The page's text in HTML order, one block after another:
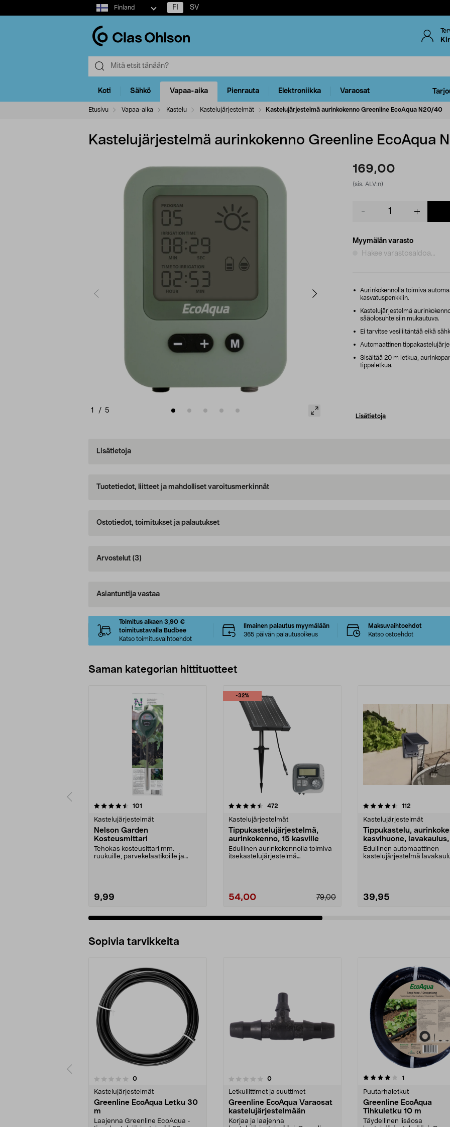
Select
market
Finland FI SV
Koti Sähkö Vapaa-aika Pienrauta Elektroniikka Varaosat
Etusivu Vapaa-aika Kastelu Kastelujärjestelmät Kastelujärjestelmä aurinkokenno Greenline EcoAqua N20/40
Kastelujärjestelmä aurinkokenno Greenline EcoAqua
1 / 5
169,00
(sis. ALV:n)
Myymälän varasto
Hakee varastosaldoa...
Aurinkokennolla toimiva
kasvatuspenkkiin.
Kastelujärjestelmä
sääolosuhteisiin mukautuva.
Ei tarvitse vesiliitäntää eikä
Automaattinen
Sisältää 20 m letkua,
tippaletkua.
Lisätietoja
Lisätietoja
Tuotetiedot, liitteet ja mahdolliset varoitusmerkinnät
Ostotiedot, toimitukset ja palautukset
Arvostelut (3)
Asiantuntija vastaa
Toimitus alkaen 3,90 €
toimitustavalla Budbee
Katso toimitusvaihtoehdot
Ilmainen palautus myymälään
365 päivän palautusoikeus
Maksuvaihtoehdot
Katso ostoehdot
Saman kategorian hittituotteet
101
Kastelujärjestelmät
Nelson Garden
Kosteusmittari
Tehokas kosteusittari mm.
ruukuille, parvekelaatikoille ja
9,99
-32%
4.5 viidestä
472
Kastelujärjestelmät
Tippukastelujärjestelmä,
aurinkokenno, 15 kasville
Edullinen aurinkokennolla toimiva
itsekastelujärjestelmä
54,00 79,00
4.5 viidestä
112
Kastelujärjestelmät
Tippukastelu,
kasvihuone, lavakaulus,
kasville
Edullinen automaattinen
kastelujärjestelmä
39,95
4.5 viidestä
Sopivia tarvikkeita
0arvostelut
Kastelujärjestelmät
Greenline EcoAqua Letku 30
m
Laajenna Greenline EcoAqua -
0.0 viidestä
0arvostelut
Letkuliittimet ja suuttimet
Greenline EcoAqua Varaosat
kastelujärjestelmään
Korjaa ja laajenna
4.0viidestä
1
Puutarhaletkut
Greenline EcoAqua
Tihkuletku 10 m
Täydellinen lisäosa
4.0viidestä